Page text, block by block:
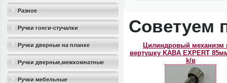
Разное
Ручки гонги-стучалки
Ручки дверные на планке
Ручки дверные,межкомнатные
Ручки мебельные
Советуем
Цилиндровый механизм
вертушку KABA EXPERT
k/в